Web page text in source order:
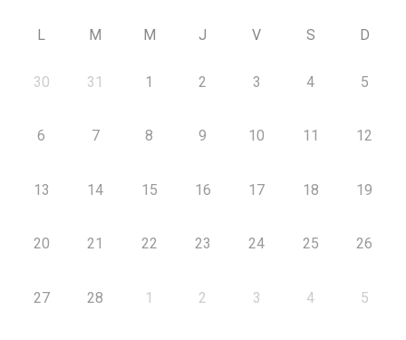
L M M J V S D
30 31 1 2 3 4 5
6 7 8 9 10 11 12
13 14 15 16 17 18 19
20 21 22 23 24 25 26
27 28 1 2 3 4 5